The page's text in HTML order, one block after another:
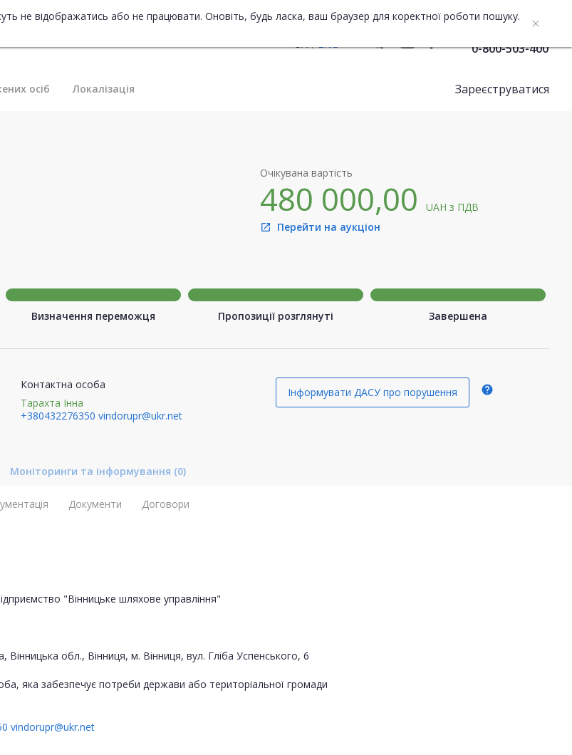
не відображатись або не працювати. Оновіть, будь ласка, ваш браузер для коректної роботи пошуку.
UA
ENG 0-800-503-400
осіб Локалізація Зареєструватися
Очікувана вартість
480 000,00UAHз ПДВ
open_in_new Перейти на аукціон
Визначення переможця Пропозиції розглянуті Завершена
Контактна особа
Тарахта Інна
+380432276350 vindorupr@ukr.net
Інформувати ДАСУ про порушення help
Моніторинги та інформування (0)
Документи Договори
"Вінницьке шляхове управління"
Вінницька обл., Вінниця, м. Вінниця, вул. Гліба Успенського, 6
яка забезпечує потреби держави або територіальної громади
vindorupr@ukr.net